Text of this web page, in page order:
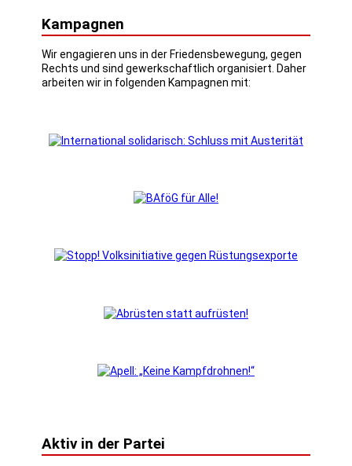
Kampagnen
Wir engagieren uns in der Friedensbewegung, gegen
Rechts und sind gewerkschaftlich organisiert. Daher
arbeiten wir in folgenden Kampagnen mit:
Aktiv in der Partei